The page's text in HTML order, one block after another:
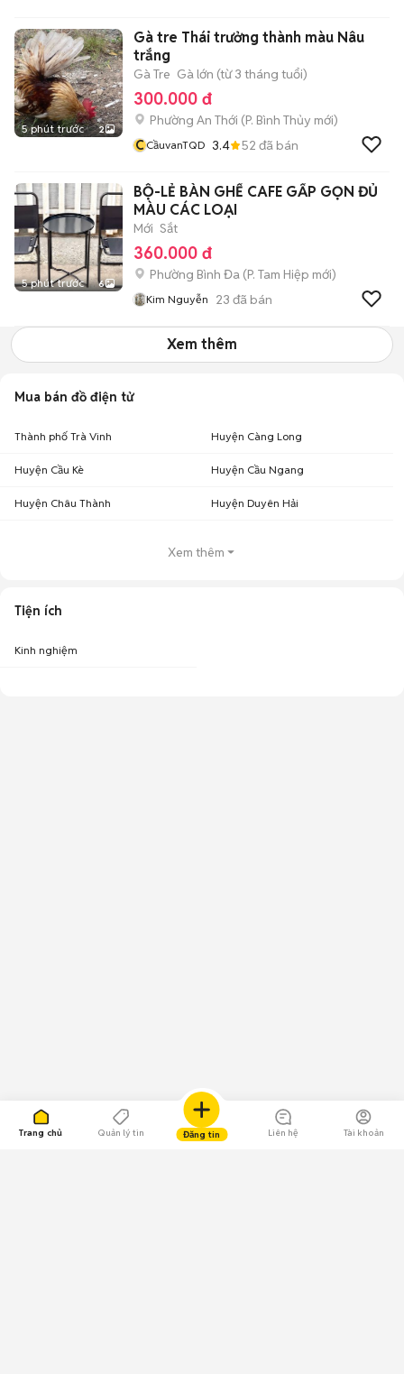
Trang chủ Quản lý tin Đăng tin Liên hệ Tài khoản
5 phút trước 2
Gà tre Thái trưởng thành màu Nâu
trắng
Gà Tre Gà lớn (từ 3 tháng tuổi)
300.000 đ
Phường An Thới (P. Bình Thủy mới)
CCầuvanTQD 3.4 52 đã bán
5 phút trước 6
BỘ-LẺ BÀN GHẾ CAFE GẤP GỌN ĐỦ
MÀU CÁC LOẠI
Mới Sắt
360.000 đ
Phường Bình Đa (P. Tam Hiệp mới)
Kim Nguyễn 23 đã bán
Xem thêm
Mua bán đồ điện tử
Thành phố Trà Vinh Huyện Càng Long
Huyện Cầu Kè Huyện Cầu Ngang
Huyện Châu Thành Huyện Duyên Hải
Xem thêm
Tiện ích
Kinh nghiệm